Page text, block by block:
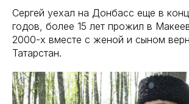
Сергей уехал на Донбасс еще в
годов, более 15 лет прожил в
2000-х вместе с женой и сыном
Татарстан.